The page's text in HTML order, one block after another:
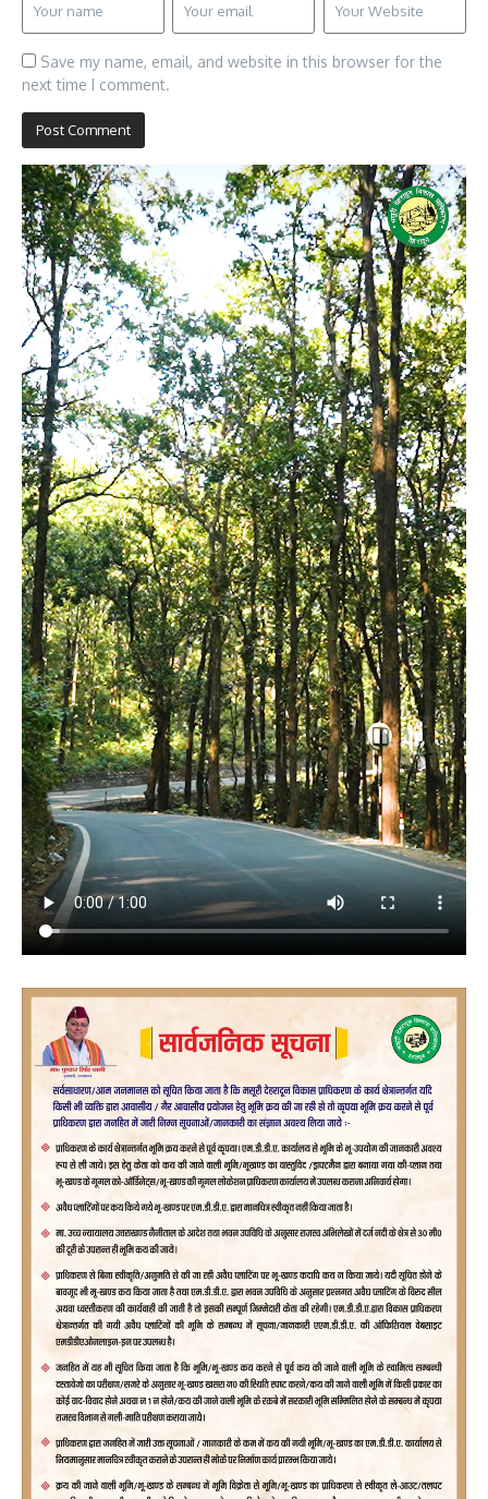
Save my name, email, and website in this browser for the
next time I comment.